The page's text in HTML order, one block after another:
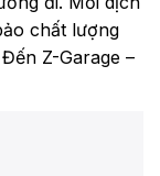
Z-Garage –